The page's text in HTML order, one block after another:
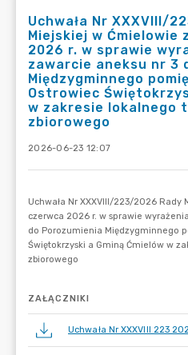
Uchwała Nr XXXVIII/
Miejskiej w Ćmielowie
2026 r. w sprawie
zawarcie aneksu nr 3
Międzygminnego
Ostrowiec
w zakresie lokalnego
zbiorowego
2026-06-23 12:07
ZAŁĄCZNIKI
Uchwała Nr XXXVIII 223